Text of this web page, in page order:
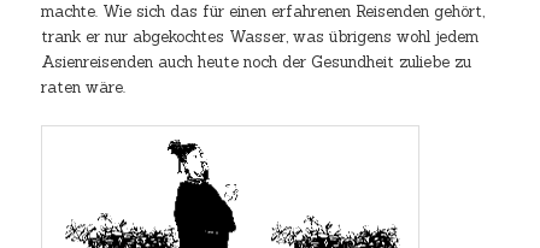
machte. Wie sich das für einen erfahrenen Reisenden gehört,
trank er nur abgekochtes Wasser, was übrigens wohl jedem
Asienreisenden auch heute noch der Gesundheit zuliebe zu
raten wäre.